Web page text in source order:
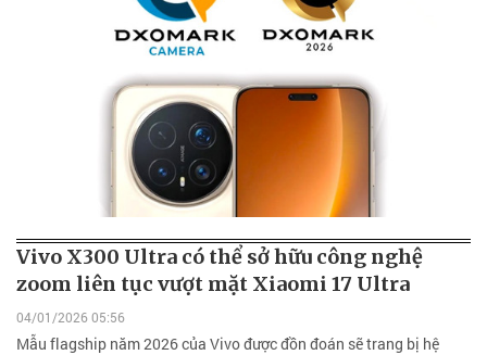
Vivo X300 Ultra có thể sở hữu công nghệ
zoom liên tục vượt mặt Xiaomi 17 Ultra
04/01/2026 05:56
Mẫu flagship năm 2026 của Vivo được đồn đoán sẽ trang bị hệ